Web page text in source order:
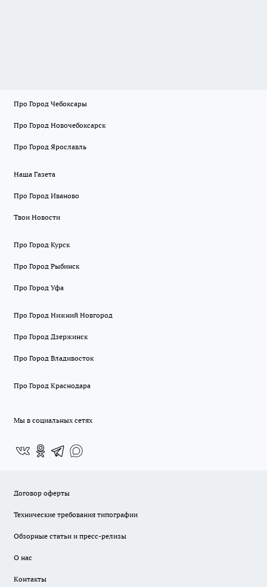
Про Город Чебоксары
Про Город Новочебоксарск
Про Город Ярославль
Наша Газета
Про Город Иваново
Твои Новости
Про Город Курск
Про Город Рыбинск
Про Город Уфа
Про Город Нижний Новгород
Про Город Дзержинск
Про Город Владивосток
Про Город Краснодара
Мы в социальных сетях
Договор оферты
Технические требования типографии
Обзорные статьи и пресс-релизы
О нас
Контакты